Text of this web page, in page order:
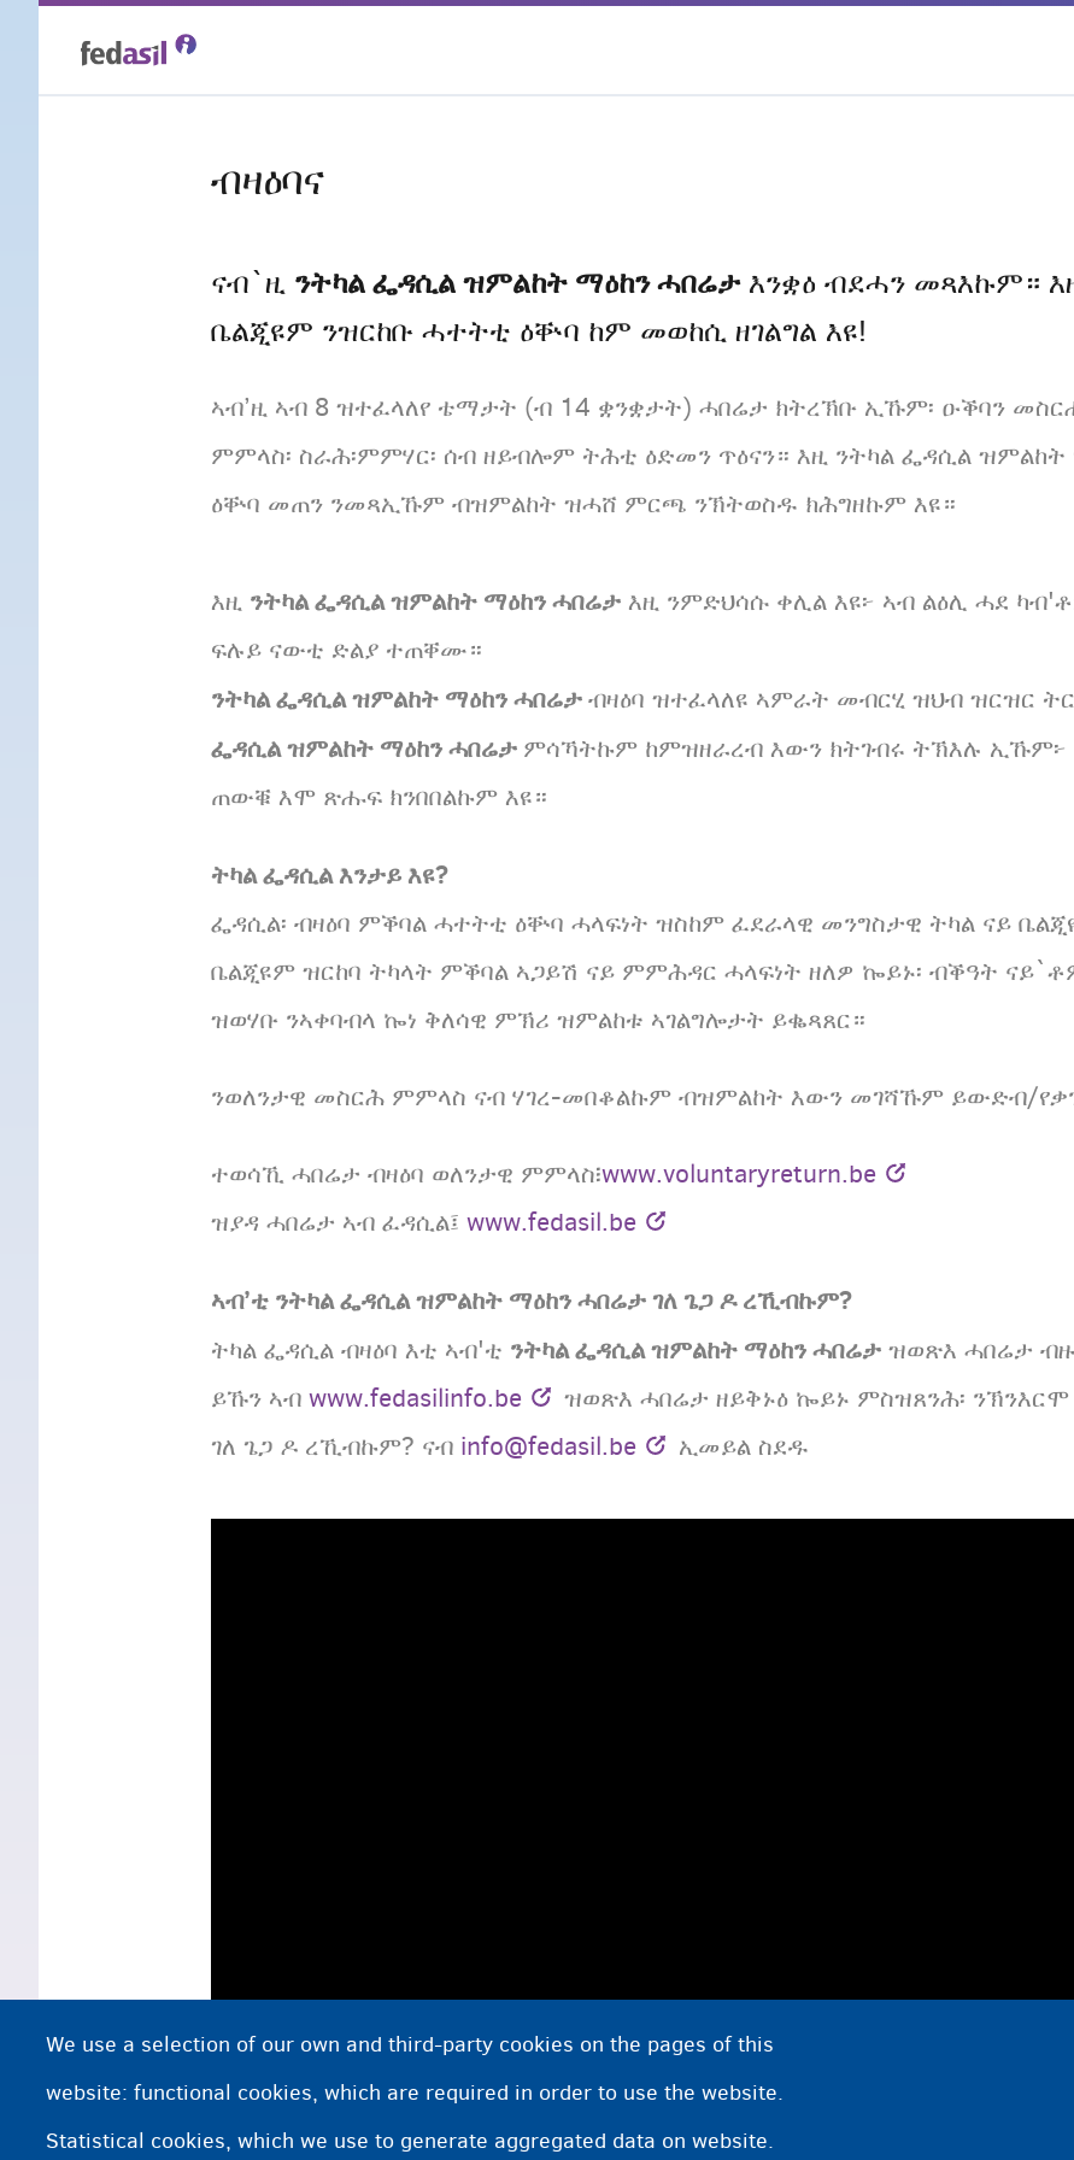
ብዛዕባና
ናብ`ዚ ንትካል ፌዳሲል ዝምልከት ማዕከን ሓበሬታእንቋዕ ብደሓን መጻእኩም።
ቤልጂዩም ንዝርከቡ ሓተትቲ ዕቝባ ከም መወከሲ ዘገልግል እዩ!
ኣብ’ዚ ኣብ 8 ዝተፈላለየ ቴማታት (ብ 14 ቋንቋታት) ሓበሬታ ክትረኽቡ ኢኹም፡ ዑቕባን
ምምላስ፡ ስራሕ፡ምምሃር፡ ሰብ ዘይብሎም ትሕቲ ዕድመን ጥዕናን። እዚ ንትካል ፌዳሲል
ዕቝባ መጠን ንመጻኢኹም ብዝምልከት ዝሓሸ ምርጫ ንኽትወስዱ ክሕግዘኩም እዩ።
እዚ ንትካል ፌዳሲል ዝምልከት ማዕከን ሓበሬታእዚ ንምድህሳሱ ቀሊል እዩ፦ ኣብ ልዕሊ ሓደ
ፍሉይ ናውቲ ድልያ ተጠቐሙ።
ንትካል ፌዳሲል ዝምልከት ማዕከን ሓበሬታብዛዕባ ዝተፈላለዩ ኣምራት መብርሂ ዝህብ ዝርዝር
ፌዳሲል ዝምልከት ማዕከን ሓበሬታ ምሳኻትኩም ከምዝዘራረብ እውን ክትገብሩ ትኽእሉ
ጠውቑ እሞ ጽሑፍ ክንበበልኩም እዩ።
ትካል ፌዳሲል እንታይ እዩ?
ፌዳሲል፡ ብዛዕባ ምቕባል ሓተትቲ ዕቝባ ሓላፍነት ዝስከም ፈደራላዊ መንግስታዊ ትካል ናይ
ቤልጂዩም ዝርከባ ትካላት ምቕባል ኣጋይሽ ናይ ምምሕዳር ሓላፍነት ዘለዎ ኰይኑ፡ ብቕዓት
ዝወሃቡ ንኣቀባብላ ኰነ ቅለሳዊ ምኽሪ ዝምልከቱ ኣገልግሎታት ይቈጻጸር።
ንወለንታዊ መስርሕ ምምላስ ናብ ሃገረ-መበቆልኩም ብዝምልከት እውን መገሻኹም ይውድብ/
ተወሳኺ ሓበሬታ ብዛዕባ ወለንታዊ ምምላስ፧www.voluntaryreturn.be
ዝያዳ ሓበሬታ ኣብ ፈዳሲል፤ www.fedasil.be
ኣብ’ቲ ንትካል ፌዳሲል ዝምልከት ማዕከን ሓበሬታ ገለ ጌጋ ዶ ረኺብኩም?
ትካል ፌዳሲል ብዛዕባ እቲ ኣብ'ቲ ንትካል ፌዳሲል ዝምልከት ማዕከን ሓበሬታዝወጽእ ሓበሬታ
ይኹን ኣብ www.fedasilinfo.be
ዝወጽእ ሓበሬታ ዘይቅኑዕ ኰይኑ ምስዝጸንሕ፡ ንኽንእርሞ
ገለ ጌጋ ዶ ረኺብኩም? ናብ info@fedasil.be ኢመይል ስደዱ
We use a selection of our own and third-party cookies on the pages of this
website: functional cookies, which are required in order to use the website.
Statistical cookies, which we use to generate aggregated data on website.